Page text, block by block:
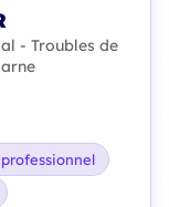
- Troubles de